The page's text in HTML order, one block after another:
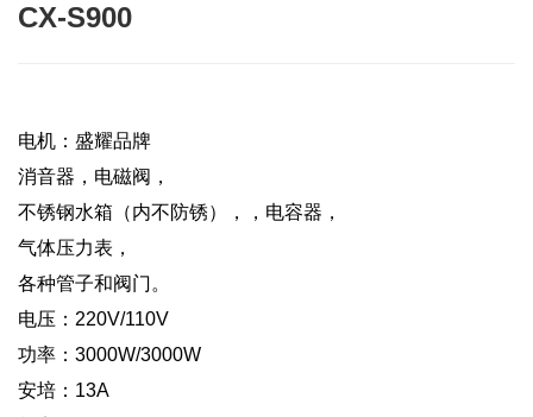
CX-S900
电机：盛耀品牌
消音器，电磁阀，
不锈钢水箱（内不防锈），，电容器，
气体压力表，
各种管子和阀门。
电压：220V/110V
功率：3000W/3000W
安培：13A